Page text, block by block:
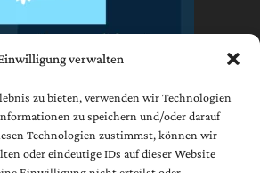
verwalten
zu bieten, verwenden wir Technologien
zu speichern und/oder darauf
Technologien zustimmst, können wir
oder eindeutige IDs auf dieser Website
Impressum